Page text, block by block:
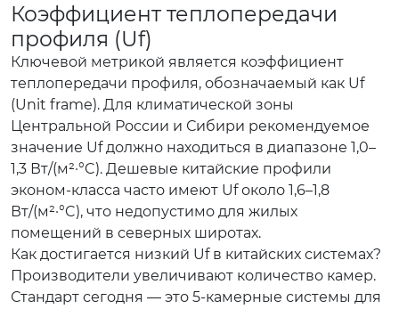
Коэффициент теплопередачи
профиля (Uf)
Ключевой метрикой является коэффициент
теплопередачи профиля, обозначаемый как Uf
(Unit frame). Для климатической зоны
Центральной России и Сибири рекомендуемое
значение Uf должно находиться в диапазоне 1,0–
1,3 Вт/(м²·°C). Дешевые китайские профили
эконом-класса часто имеют Uf около 1,6–1,8
Вт/(м²·°C), что недопустимо для жилых
помещений в северных широтах.
Как достигается низкий Uf в китайских системах?
Производители увеличивают количество камер.
Стандарт сегодня — это 5-камерные системы для